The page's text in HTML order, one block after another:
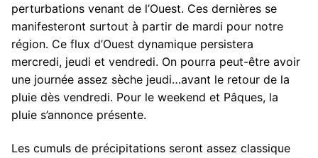
perturbations venant de l’Ouest. Ces dernières se
manifesteront surtout à partir de mardi pour notre
région. Ce flux d’Ouest dynamique persistera
mercredi, jeudi et vendredi. On pourra peut-être avoir
une journée assez sèche jeudi…avant le retour de la
pluie dès vendredi. Pour le weekend et Pâques, la
pluie s’annonce présente.
Les cumuls de précipitations seront assez classique